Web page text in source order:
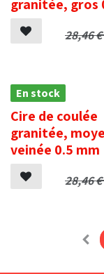
granitée, gros
28,46€
En stock
Cire de coulée
granitée,
veinée 0.5 mm
28,46€